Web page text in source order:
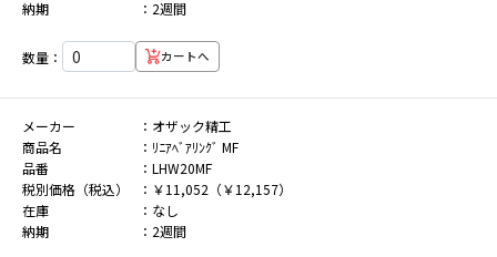
納期
2週間
数量： カートへ
メーカー
オザック精工
商品名
ﾘﾆｱﾍﾞｱﾘﾝｸﾞ MF
品番
LHW20MF
税別価格（税込）
￥11,052（￥12,157）
在庫
なし
納期
2週間